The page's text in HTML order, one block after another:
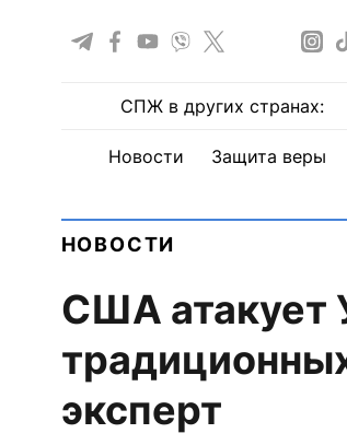
СПЖ в других странах:
Новости Защита веры
НОВОСТИ
США атакует
эксперт